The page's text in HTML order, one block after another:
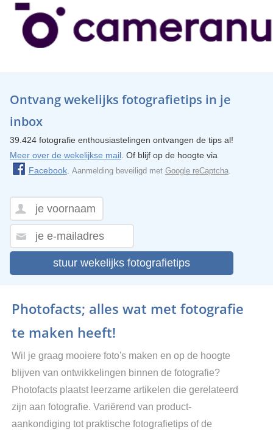
Ontvang wekelijks fotografietips in je
inbox
39.424 fotografie enthousiastelingen ontvangen de tips al!
Meer over de wekelijkse mail. Of blijf op de hoogte via
Facebook. Aanmelding beveiligd met Google reCaptcha.
stuur wekelijks fotografietips
Photofacts; alles wat met fotografie
te maken heeft!
Wil je graag mooiere foto's maken en op de hoogte
blijven van ontwikkelingen binnen de fotografie?
Photofacts plaatst leerzame artikelen die gerelateerd
zijn aan fotografie. Variërend van product-
aankondiging tot praktische fotografietips of de